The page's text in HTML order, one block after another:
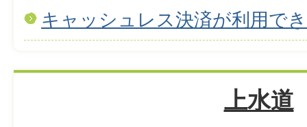
キャッシュレス決済が利用で
上水道